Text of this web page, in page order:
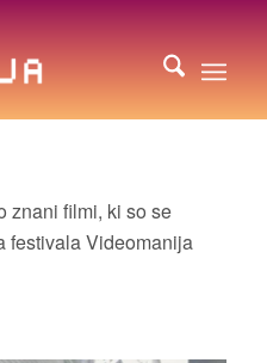
znani filmi, ki so se
festivala Videomanija